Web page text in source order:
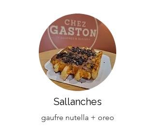
Sallanches
gaufre nutella + oreo